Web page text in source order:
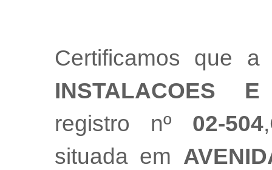
Certificamos que
INSTALACOES
registro nº 02-504
situada em